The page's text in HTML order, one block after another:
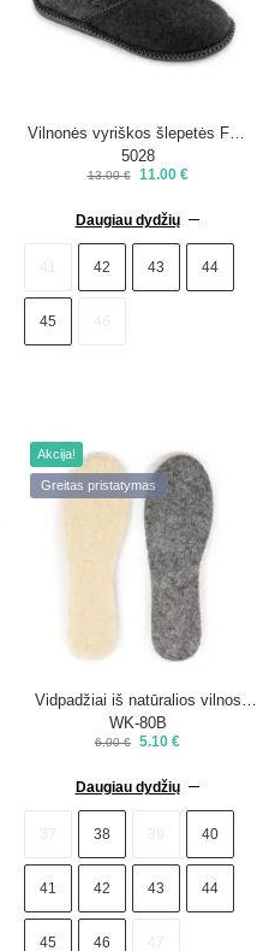
Vilnonės vyriškos šlepetės FM-
5028
13.00€ 11.00 €
Daugiau dydžių
42 43 44
45
Akcija!
Greitas pristatymas
Vidpadžiai iš natūralios vilnos
WK-80B
6.00€ 5.10 €
Daugiau dydžių
38 40
41 42 43 44
45 46